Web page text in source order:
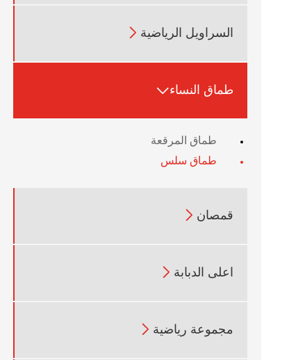
السراويل الرياضية 
طماق النساء
طماق المرقعة
طماق سلس
قمصان 
اعلى الدبابة 
مجموعة رياضية 